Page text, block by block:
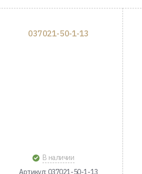
037021-50-1-13
В наличии
Артикул: 037021-50-1-13